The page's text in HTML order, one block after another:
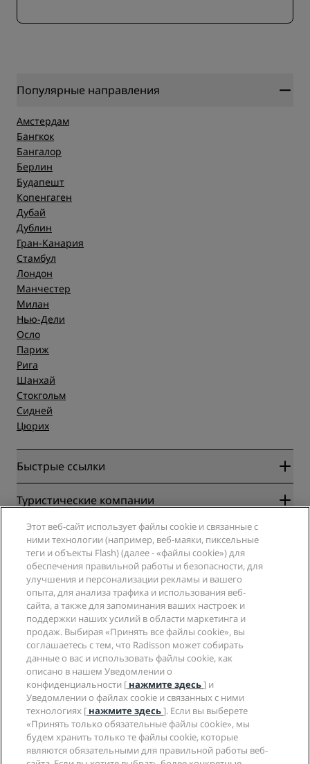
Популярные направления
Амстердам
Бангкок
Бангалор
Берлин
Будапешт
Копенгаген
Дубай
Дублин
Гран-Канария
Стамбул
Лондон
Манчестер
Милан
Нью-Дели
Осло
Париж
Рига
Шанхай
Стокгольм
Сидней
Цюрих
Быстрые ссылки
Radisson Rewards
Blog
Направления
Новые и будущие отели
Приложение Radisson Hotels
Отели со статусом Sports Approved
Отели для семейного отдыха
Охрана здоровья и безопасность
Туристические компании
Партнеры
Турагенты
Компания
Radisson Hotel Group
СМИ
Вакансии в RHG
Вакансии в PPHE
Вакансии в EHL
The Club by RHG
Возможности развития
Социально ответственный бизнес
Закупки
Юридическая информация
Центр конфиденциальности
Правовая оговорка
Условия и положения программы Radisson Rewards
Соглашение о пользовании сайтом
Цифровая доступность
Заявление о современном рабстве
Помощь
Уведомления для клиентов
Контактная информация
Часто задаваемые вопросы
Карта сайта
Социальные сети
Бренды Radisson Hotels
Этот веб-сайт использует файлы cookie и связанные с
ними технологии (например, веб-маяки, пиксельные
теги и объекты Flash) (далее - «файлы cookie») для
обеспечения правильной работы и безопасности, для
улучшения и персонализации рекламы и вашего
опыта, для анализа трафика и использования веб-
сайта, а также для запоминания ваших настроек и
поддержки наших усилий в области маркетинга и
продаж. Выбирая «Принять все файлы cookie», вы
соглашаетесь с тем, что Radisson может собирать
данные о вас и использовать файлы cookie, как
описано в нашем Уведомлении о
конфиденциальности [ нажмите здесь] и
Уведомлении о файлах cookie и связанных с ними
технологиях [ нажмите здесь]. Если вы выберете
«Принять только обязательные файлы cookie», мы
будем хранить только те файлы cookie, которые
являются обязательными для правильной работы веб-